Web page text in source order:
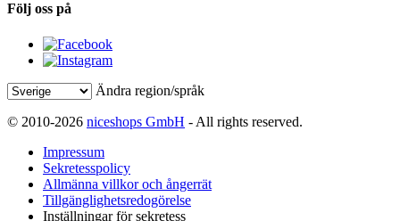
Följ oss på
Ändra region/språk
© 2010-2026 niceshops GmbH - All rights reserved.
Impressum
Sekretesspolicy
Allmänna villkor och ångerrät
Tillgänglighetsredogörelse
Inställningar för sekretess